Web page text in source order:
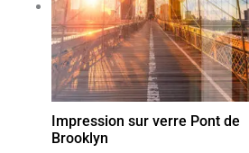
Impression sur verre Pont de
Brooklyn